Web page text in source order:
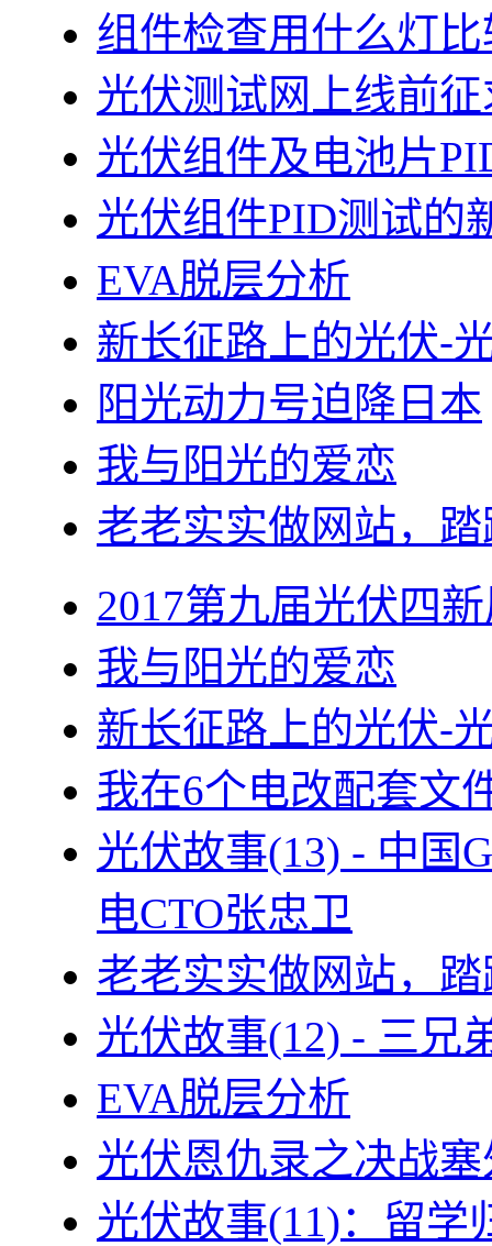
组件检查用什么灯
光伏测试网上线前
光伏组件及电池片
光伏组件PID测试的
EVA脱层分析
新长征路上的光伏-
阳光动力号迫降日本
我与阳光的爱恋
老老实实做网站，
2017第九届光伏四
我与阳光的爱恋
新长征路上的光伏-
我在6个电改配套文
光伏故事(13) - 中国
电CTO张忠卫
老老实实做网站，
光伏故事(12) - 三兄
EVA脱层分析
光伏恩仇录之决战
光伏故事(11)：留学